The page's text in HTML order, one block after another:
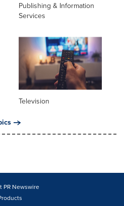
Publishing & Information
Services
Television
PR Newswire